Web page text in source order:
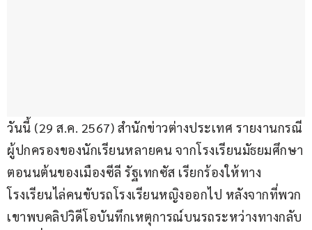
วันนี้ (29 ส.ค. 2567) สำนักข่าวต่างประเทศ รายงานกรณี
ผู้ปกครองของนักเรียนหลายคน จากโรงเรียนมัธยมศึกษา
ตอนนต้นของเมืองซีลี รัฐเทกซัส เรียกร้องให้ทาง
โรงเรียนไล่คนขับรถโรงเรียนหญิงออกไป หลังจากที่พวก
เขาพบคลิปวิดีโอบันทึกเหตุการณ์บนรถระหว่างทางกลับ